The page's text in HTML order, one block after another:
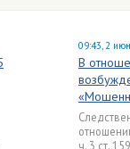
09:43, 2
В
ч. 3 ст.